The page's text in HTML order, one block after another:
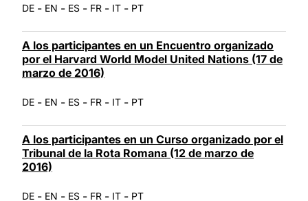
DE - EN - ES - FR - IT - PT
A los participantes en un Encuentro organizado
por el Harvard World Model United Nations (17 de
marzo de 2016)
DE - EN - ES - FR - IT - PT
A los participantes en un Curso organizado por el
Tribunal de la Rota Romana (12 de marzo de
2016)
DE - EN - ES - FR - IT - PT